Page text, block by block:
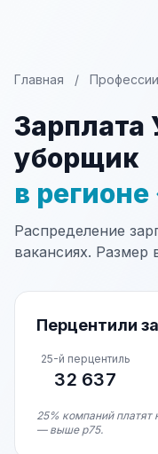
Главная / Профессии
уборщик
в
Распределение
вакансиях. Размер
Перцентили
25-й перцентиль
32 637
25% компаний
— выше p75.